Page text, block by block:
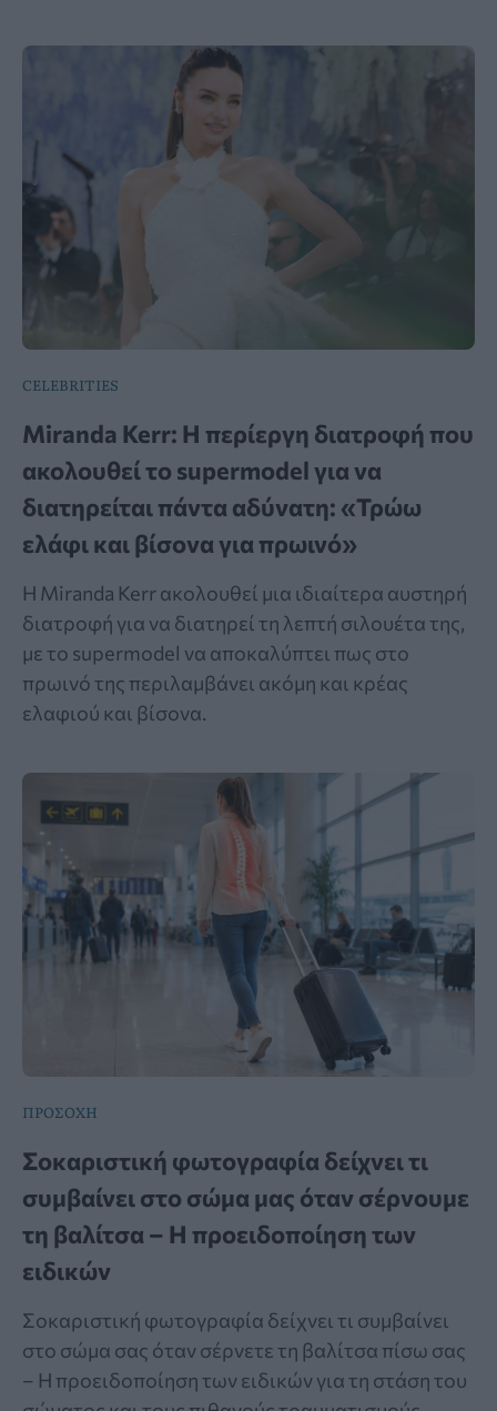
CELEBRITIES
Miranda Kerr: Η περίεργη διατροφή που
ακολουθεί το supermodel για να
διατηρείται πάντα αδύνατη: «Τρώω
ελάφι και βίσονα για πρωινό»
Η Miranda Kerr ακολουθεί μια ιδιαίτερα αυστηρή
διατροφή για να διατηρεί τη λεπτή σιλουέτα της,
με το supermodel να αποκαλύπτει πως στο
πρωινό της περιλαμβάνει ακόμη και κρέας
ελαφιού και βίσονα.
ΠΡΟΣΟΧΗ
Σοκαριστική φωτογραφία δείχνει τι
συμβαίνει στο σώμα μας όταν σέρνουμε
τη βαλίτσα – Η προειδοποίηση των
ειδικών
Σοκαριστική φωτογραφία δείχνει τι συμβαίνει
στο σώμα σας όταν σέρνετε τη βαλίτσα πίσω σας
– Η προειδοποίηση των ειδικών για τη στάση του